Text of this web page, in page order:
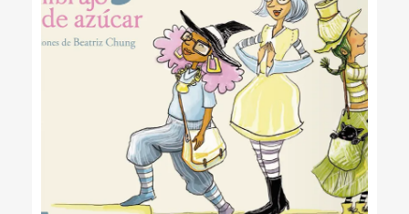
Rafael Flórez-Estrada
Robert Gammon
Roberto Bernui
Roberto Reyes Tarazona
Ronald Rivera Cachique
Valeria Venegas
Varios autores
Wayo Saravia